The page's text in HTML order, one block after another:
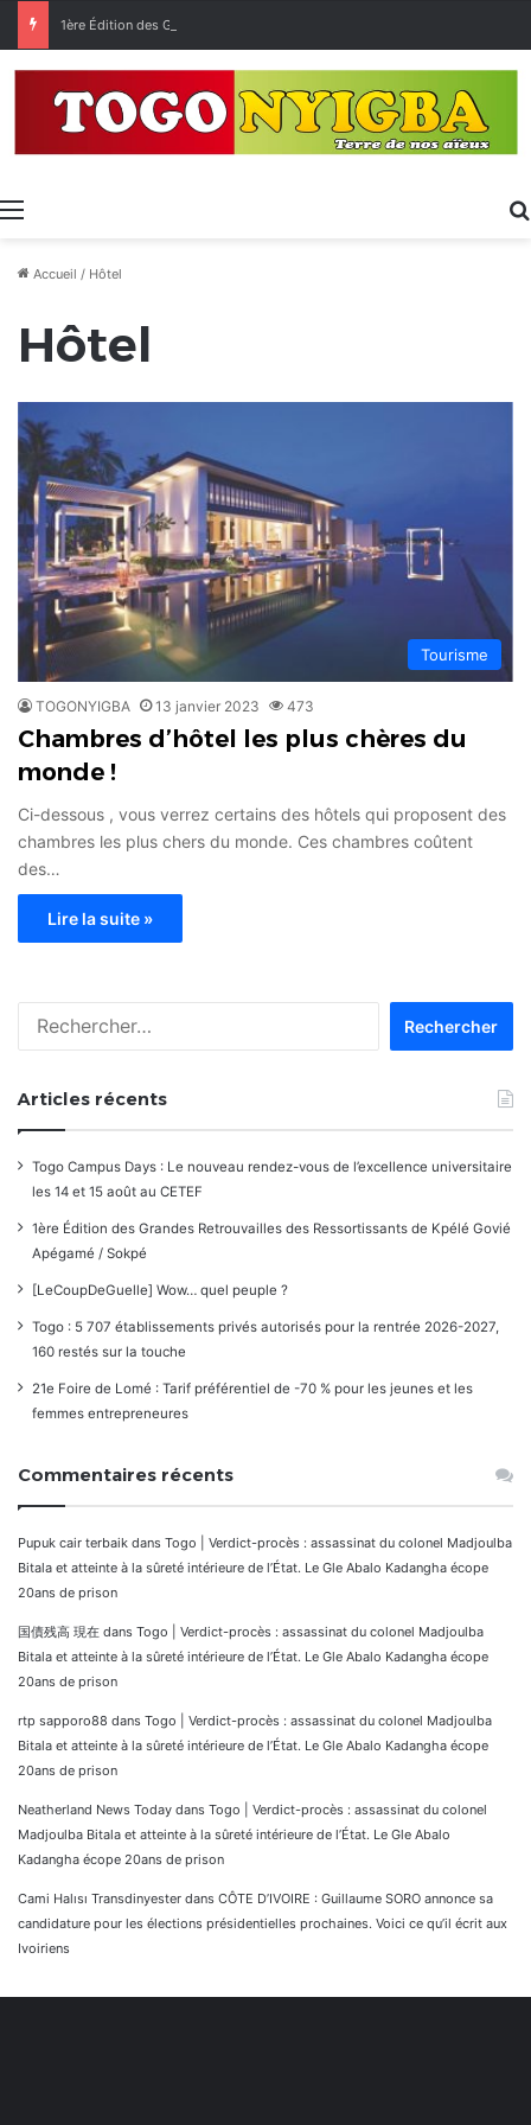
Menu
Accueil / Hôtel
Hôtel
Tourisme
TOGONYIGBA 13 janvier 2023 473
Chambres d’hôtel les plus chères du
monde !
Ci-dessous , vous verrez certains des hôtels qui proposent des
chambres les plus chers du monde. Ces chambres coûtent
des…
Lire la suite »
Articles récents
Togo Campus Days : Le nouveau rendez-vous de l’excellence universitaire
les 14 et 15 août au CETEF
1ère Édition des Grandes Retrouvailles des Ressortissants de Kpélé Govié
Apégamé / Sokpé
[LeCoupDeGuelle] Wow… quel peuple ?
Togo : 5 707 établissements privés autorisés pour la rentrée 2026-2027,
160 restés sur la touche
21e Foire de Lomé : Tarif préférentiel de -70 % pour les jeunes et les
femmes entrepreneures
Commentaires récents
Pupuk cair terbaik dans Togo | Verdict-procès : assassinat du colonel Madjoulba
Bitala et atteinte à la sûreté intérieure de l’État. Le Gle Abalo Kadangha écope
20ans de prison
国債残高 現在 dans Togo | Verdict-procès : assassinat du colonel Madjoulba
Bitala et atteinte à la sûreté intérieure de l’État. Le Gle Abalo Kadangha écope
20ans de prison
rtp sapporo88 dans Togo | Verdict-procès : assassinat du colonel Madjoulba
Bitala et atteinte à la sûreté intérieure de l’État. Le Gle Abalo Kadangha écope
20ans de prison
Neatherland News Today dans Togo | Verdict-procès : assassinat du colonel
Madjoulba Bitala et atteinte à la sûreté intérieure de l’État. Le Gle Abalo
Kadangha écope 20ans de prison
Cami Halısı Transdinyester dans CÔTE D’IVOIRE : Guillaume SORO annonce sa
candidature pour les élections présidentielles prochaines. Voici ce qu’il écrit aux
Ivoiriens